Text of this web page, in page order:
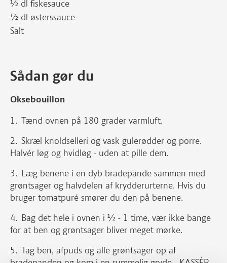
½ dl fiskesauce
½ dl østerssauce
Salt
Sådan gør du
Oksebouillon
Tænd ovnen på 180 grader varmluft.
Skræl knoldselleri og vask gulerødder og porre.
Halvér løg og hvidløg - uden at pille dem.
Læg benene i en dyb bradepande sammen med
grøntsager og halvdelen af krydderurterne. Hvis du
bruger tomatpuré smører du den på benene.
Bag det hele i ovnen i ½ - 1 time, vær ikke bange
for at ben og grøntsager bliver meget mørke.
Tag ben, afpuds og alle grøntsager op af